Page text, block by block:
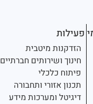
פעילות
הזדקנות מיטבית
חינוך ושירותים חברתיים
פיתוח כלכלי
תכנון אזורי ותחבורה
דיגיטל ומערכות מידע